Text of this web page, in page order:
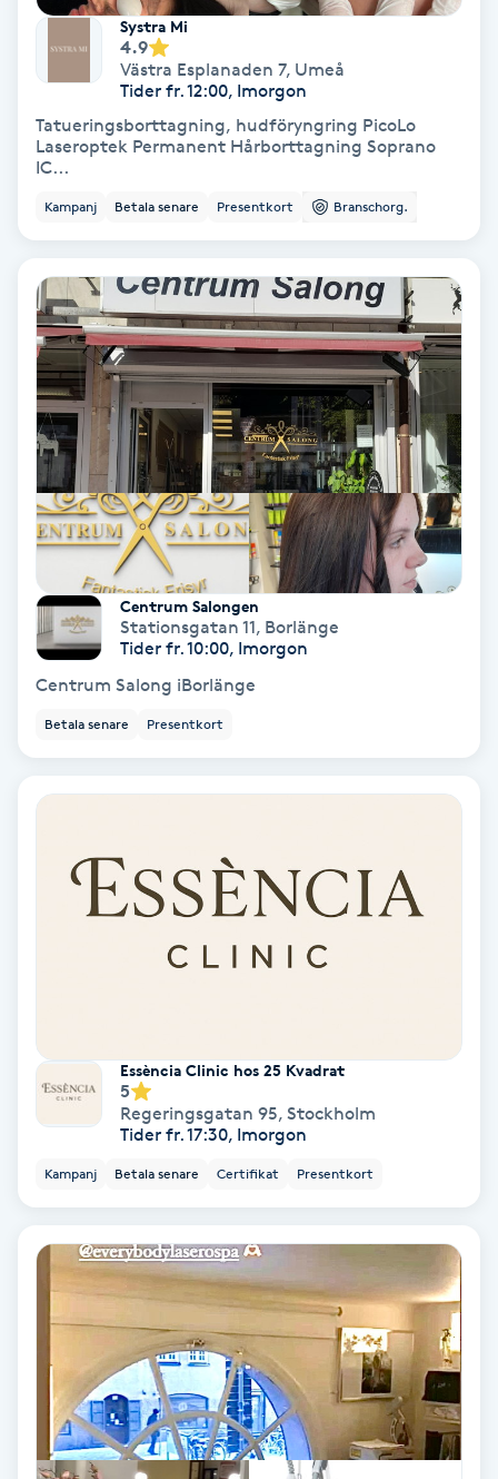
Läpptatuering
Makeup
Manikyr & Pedikyr
Massage
Medial vägledning
Medicinsk massage
Meditation
Medium
Megavolymfransar
Melasma
Mesoterapi
Mixfransar
Nagelförlängning akryl
Nagelförlängning gelé
Nagelförlängning glasfiber
Nagelförlängning silke
Nagelförstärkning
Nagelklippning
Nagelsvamp
Systra Mi
4.9
Västra Esplanaden 7, Umeå
Tider fr. 12:00, Imorgon
Tatueringsborttagning, hudföryngring PicoLo
Laseroptek Permanent Hårborttagning Soprano
IC...
Kampanj Betala senare Presentkort Branschorg.
Centrum Salongen
Stationsgatan 11, Borlänge
Tider fr. 10:00, Imorgon
Centrum Salong iBorlänge
Betala senare Presentkort
Essència Clinic hos 25 Kvadrat
5
Regeringsgatan 95, Stockholm
Tider fr. 17:30, Imorgon
Kampanj Betala senare Certifikat Presentkort